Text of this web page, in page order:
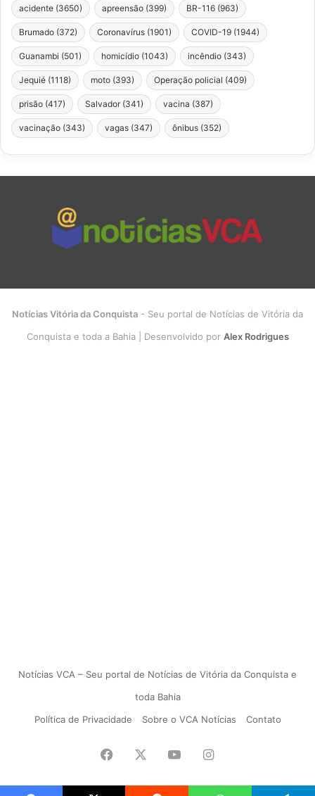
acidente (3650) apreensão (399) BR-116 (963)
Brumado (372) Coronavírus (1901) COVID-19 (1944)
Guanambi (501) homicídio (1043) incêndio (343)
Jequié (1118) moto (393) Operação policial (409)
prisão (417) Salvador (341) vacina (387)
vacinação (343) vagas (347) ônibus (352)
Notícias Vitória da Conquista - Seu portal de Notícias de Vitória da
Conquista e toda a Bahia | Desenvolvido por Alex Rodrigues
Notícias VCA – Seu portal de Notícias de Vitória da Conquista e
toda Bahia
Política de Privacidade
Sobre o VCA Notícias Contato
Facebook YouTubeInstagram